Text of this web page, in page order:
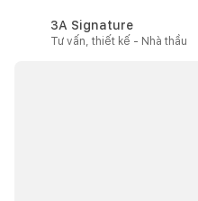
3A Signature
Tư vấn, thiết kế - Nhà thầu